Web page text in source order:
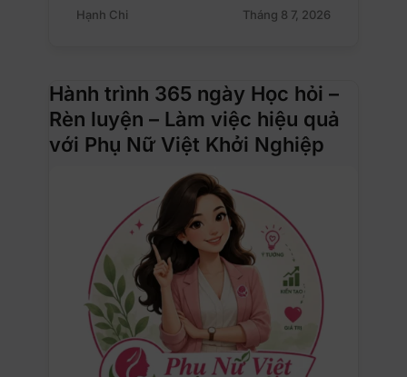
Hạnh Chi
Tháng 8 7, 2026
Hành trình 365 ngày Học hỏi –
Rèn luyện – Làm việc hiệu quả
với Phụ Nữ Việt Khởi Nghiệp